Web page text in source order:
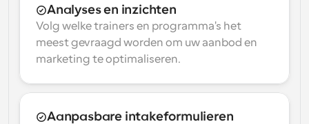
Analyses en inzichten
Volg welke trainers en programma's het
meest gevraagd worden om uw aanbod en
marketing te optimaliseren.
Aanpasbare intakeformulieren